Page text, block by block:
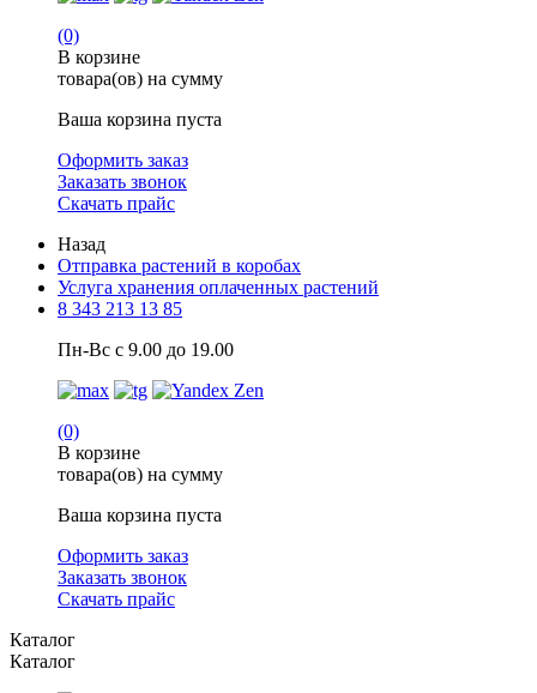
(0)
В корзине
товара(ов) на сумму
Ваша корзина пуста
Оформить заказ
Заказать звонок
Скачать прайс
Назад
Отправка растений в коробах
Услуга хранения оплаченных растений
8 343 213 13 85
Пн-Вс с 9.00 до 19.00
(0)
В корзине
товара(ов) на сумму
Ваша корзина пуста
Оформить заказ
Заказать звонок
Скачать прайс
Каталог
Каталог